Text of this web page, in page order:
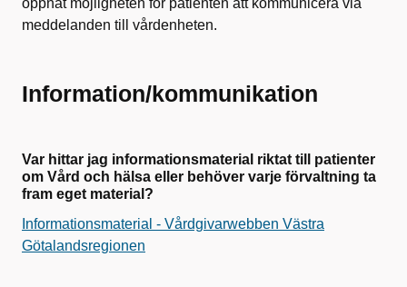
öppnat möjligheten för patienten att kommunicera via
meddelanden till vårdenheten.
Information/kommunikation
Var hittar jag informationsmaterial riktat till patienter
om Vård och hälsa eller behöver varje förvaltning ta
fram eget material?
Informationsmaterial - Vårdgivarwebben Västra
Götalandsregionen